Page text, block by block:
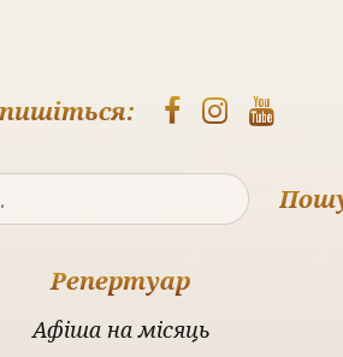
Репертуар
Афіша на місяць